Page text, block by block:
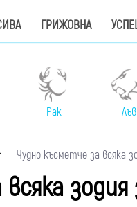
ГРИЖОВНА
Рак Лъв
Чудно късметче за всяка
зодия